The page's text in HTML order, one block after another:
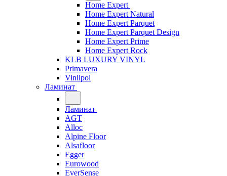
Home Expert
Home Expert Natural
Home Expert Parquet
Home Expert Parquet Design
Home Expert Prime
Home Expert Rock
KLB LUXURY VINYL
Primavera
Vinilpol
Ламинат
Ламинат
AGT
Alloc
Alpine Floor
Alsafloor
Egger
Eurowood
EverSense